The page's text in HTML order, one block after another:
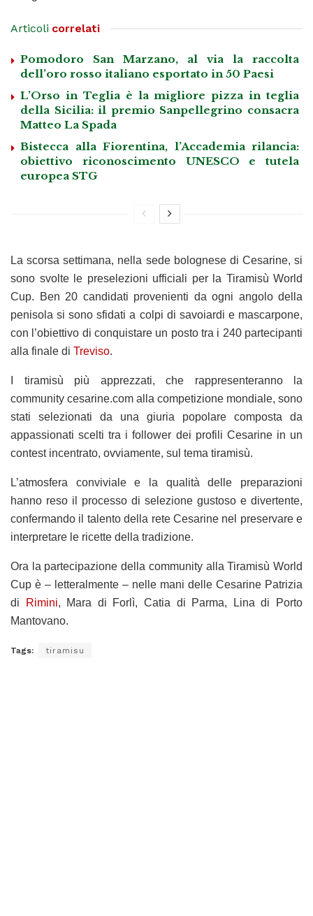
Articoli correlati
Pomodoro San Marzano, al via la raccolta
dell’oro rosso italiano esportato in 50 Paesi
L’Orso in Teglia è la migliore pizza in teglia
della Sicilia: il premio Sanpellegrino consacra
Matteo La Spada
Bistecca alla Fiorentina, l’Accademia rilancia:
obiettivo riconoscimento UNESCO e tutela
europea STG
La scorsa settimana, nella sede bolognese di Cesarine, si
sono svolte le preselezioni ufficiali per la Tiramisù World
Cup. Ben 20 candidati provenienti da ogni angolo della
penisola si sono sfidati a colpi di savoiardi e mascarpone,
con l’obiettivo di conquistare un posto tra i 240 partecipanti
alla finale di Treviso.
I tiramisù più apprezzati, che rappresenteranno la
community cesarine.com alla competizione mondiale, sono
stati selezionati da una giuria popolare composta da
appassionati scelti tra i follower dei profili Cesarine in un
contest incentrato, ovviamente, sul tema tiramisù.
L’atmosfera conviviale e la qualità delle preparazioni
hanno reso il processo di selezione gustoso e divertente,
confermando il talento della rete Cesarine nel preservare e
interpretare le ricette della tradizione.
Ora la partecipazione della community alla Tiramisù World
Cup è – letteralmente – nelle mani delle Cesarine Patrizia
di
Rimini, Mara di Forlì, Catia di Parma, Lina di Porto
Mantovano.
Tags: tiramisu